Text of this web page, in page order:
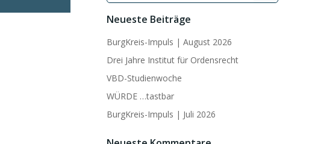
Neueste Beiträge
BurgKreis-Impuls | August 2026
Drei Jahre Institut für Ordensrecht
VBD-Studienwoche
WÜRDE …tastbar
BurgKreis-Impuls | Juli 2026